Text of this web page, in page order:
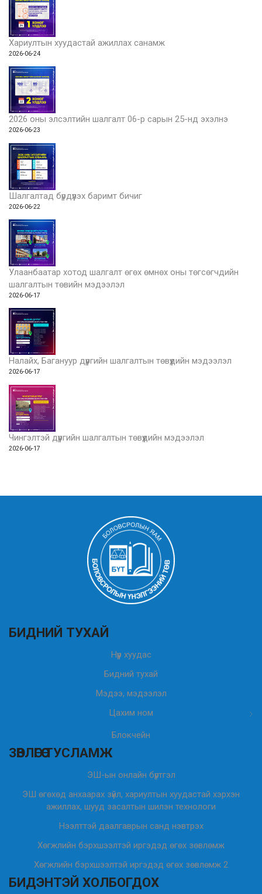
Хариултын хуудастай ажиллах санамж
2026-06-24
2026 оны элсэлтийн шалгалт 06-р сарын 25-нд эхэлнэ
2026-06-23
Шалгалтад бүрдүүлэх баримт бичиг
2026-06-22
Улаанбаатар хотод шалгалт өгөх өмнөх оны төгсөгчдийн
шалгалтын төвийн мэдээлэл
2026-06-17
Налайх, Багануур дүүргийн шалгалтын төвүүдийн мэдээлэл
2026-06-17
Чингэлтэй дүүргийн шалгалтын төвүүдийн мэдээлэл
2026-06-17
БИДНИЙ ТУХАЙ
Нүүр хуудас
Бидний тухай
Мэдээ, мэдээлэл
Цахим ном
Блокчейн
ЗӨВЛӨГӨӨ ТУСЛАМЖ
ЭШ-ын онлайн бүртгэл
ЭШ өгөхөд анхаарах зүйл, хариултын хуудастай хэрхэн
ажиллах, шууд засалтын шилэн технологи
Нээлттэй даалгаврын санд нэвтрэх
Хөгжлийн бэрхшээлтэй иргэдэд өгөх зөвлөмж
Хөгжлийн бэрхшээлтэй иргэдэд өгөх зөвлөмж 2
БИДЭНТЭЙ ХОЛБОГДОХ